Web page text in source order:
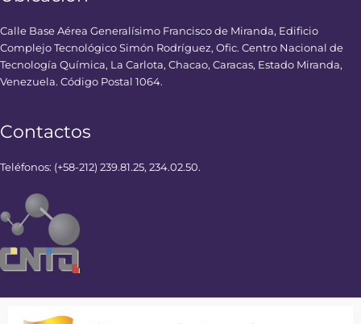
Calle Base Aérea Generalísimo Francisco de Miranda, Edificio
Complejo Tecnológico Simón Rodríguez, Ofic. Centro Nacional de
Tecnología Química, La Carlota, Chacao, Caracas, Estado Miranda,
Venezuela. Código Postal 1064.
Contactos
Teléfonos: (+58-212) 239.81.25, 234.02.50.